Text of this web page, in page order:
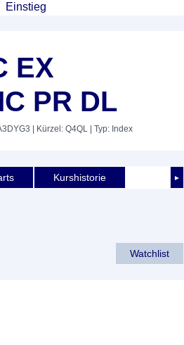
Einstieg
EX
PR DL
| Kürzel: Q4QL | Typ: Index
►
Kurshistorie
Watchlist